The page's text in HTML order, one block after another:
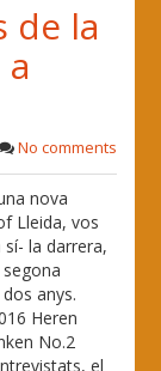
de la
No comments
nova
Lleida, vos
la darrera,
anys.
Heren
No.2
el